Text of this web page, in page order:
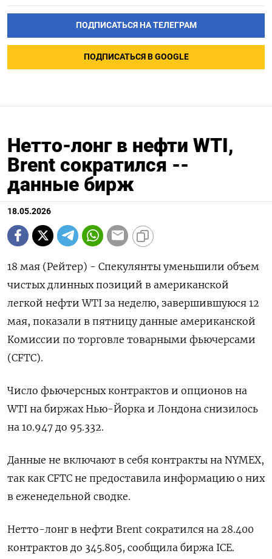
ПОДПИСАТЬСЯ НА ТЕЛЕГРАМ
ПОДПИСАТЬСЯ В GOOGLE
Нетто-лонг в нефти WTI,
Brent сократился --
данные бирж
18.05.2026
18 мая (Рейтер) - Спекулянты уменьшили объем
чистых длинных позиций в ‌американской
легкой нефти WTI за неделю, завершившуюся 12 ​
мая, ​показали в ​пятницу ⁠данные американской
Комиссии ‌по торговле ‌товарными фьючерсами
(CFTC).
Число фьючерсных контрактов и ​опционов на
‌WTI на биржах Нью-Йорка ​и Лондона снизилось
на ‌10.947 до 95.332.
Данные не включают в ​себя ​контракты ‌на NYMEX,
так как ​CFTC не предоставила информацию о них
в еженедельной сводке.
Нетто-лонг в нефти Brent сократился на 28.400
контрактов ​до ⁠345.805, сообщила биржа ICE.